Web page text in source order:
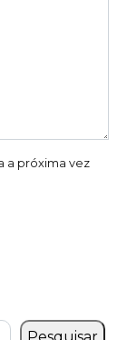
a próxima vez